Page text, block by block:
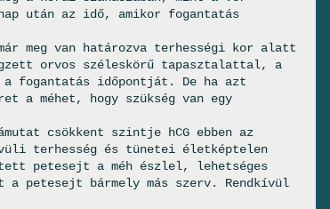
után az idő, amikor fogantatás
meg van határozva terhességi kor alatt
orvos széleskörű tapasztalattal, a
a fogantatás időpontját. De ha azt
a méhet, hogy szükség van egy
csökkent szintje hCG ebben az
terhesség és tünetei életképtelen
petesejt a méh észlel, lehetséges
a petesejt bármely más szerv. Rendkívül